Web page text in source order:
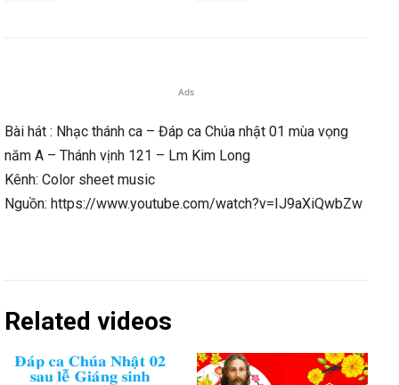
Ads
Bài hát : Nhạc thánh ca – Đáp ca Chúa nhật 01 mùa vọng
năm A – Thánh vịnh 121 – Lm Kim Long
Kênh: Color sheet music
Nguồn: https://www.youtube.com/watch?v=IJ9aXiQwbZw
Related videos